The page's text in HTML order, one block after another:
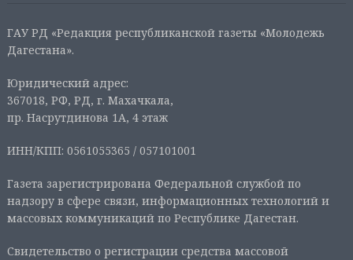
ГАУ РД «Редакция республиканской газеты «Молодежь
Дагестана».
Юридический адрес:
367018, РФ, РД, г. Махачкала,
пр. Насрутдинова 1А, 4 этаж
ИНН/КПП: 0561055365 / 057101001
Газета зарегистрирована Федеральной службой по
надзору в сфере связи, информационных технологий и
массовых коммуникаций по Республике Дагестан.
Свидетельство о регистрации средства массовой